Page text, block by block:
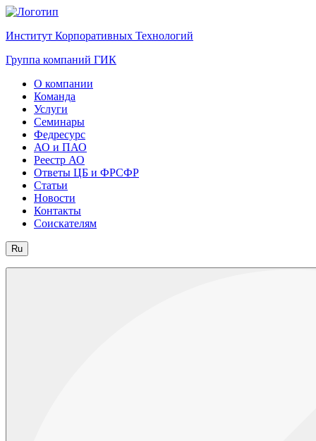
Институт Корпоративных Технологий
Группа компаний ГИК
О компании
Команда
Услуги
Семинары
Федресурс
АО и ПАО
Реестр АО
Ответы ЦБ и ФРСФР
Статьи
Новости
Контакты
Соискателям
Ru